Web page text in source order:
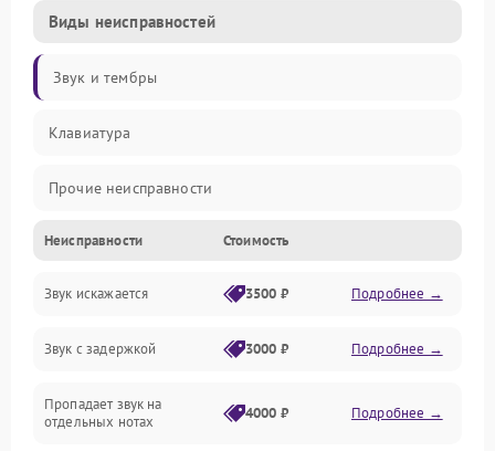
Виды неисправностей
Звук и тембры
Клавиатура
Прочие неисправности
Включение и работа
Управление и электроника
Подключения и интерфейсы
Педали и стойка
Неисправности Стоимость
Звук искажается 3500 ₽ Подробнее →
Звук с задержкой 3000 ₽ Подробнее →
Пропадает звук на
отдельных нотах
4000 ₽ Подробнее →